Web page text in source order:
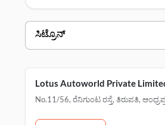
ಡೀಲರ್ ಹೆಸರು
ಲೋಟಸ್ autoworld private limited
Lotus Autoworld Private
No.11/56, ರೆನಿಗುಂಟ ರಸ್ತೆ, ತಿರುಪತಿ,